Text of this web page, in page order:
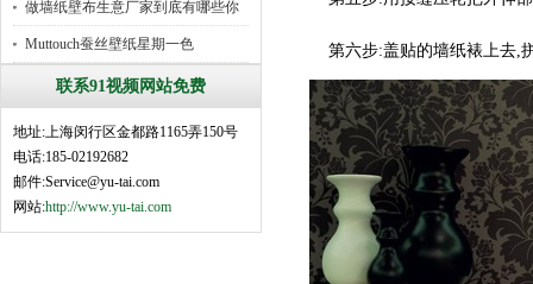
行
做墙纸壁布生意厂家到底有哪些你
所
Muttouch蚕丝壁纸星期一色
联系91视频网站免费
地址:上海闵行区金都路1165弄150号
电话:185-02192682
邮件:Service@yu-tai.com
网站:http://www.yu-tai.com
第六步:盖贴的墙纸裱上去,